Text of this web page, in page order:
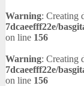
Warning: Creating
7dcaeefff22e/
on line 156
Warning: Creating
7dcaeefff22e/
on line 156